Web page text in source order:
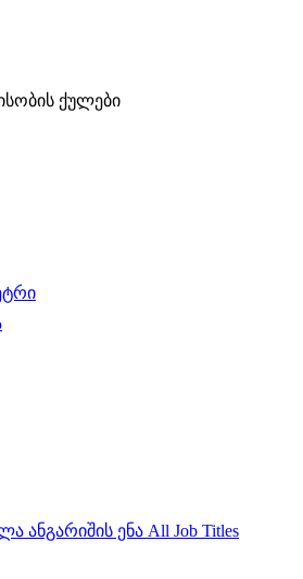
ქულები
ანგარიშის ენა All Job Titles